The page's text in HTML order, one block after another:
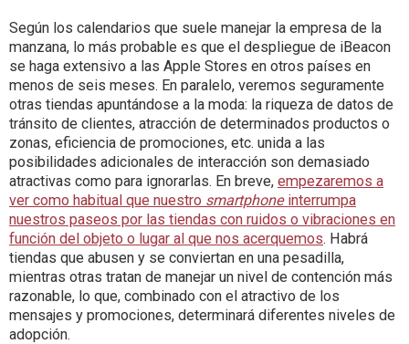
Según los calendarios que suele manejar la empresa de la
manzana, lo más probable es que el despliegue de iBeacon
se haga extensivo a las Apple Stores en otros países en
menos de seis meses. En paralelo, veremos seguramente
otras tiendas apuntándose a la moda: la riqueza de datos de
tránsito de clientes, atracción de determinados productos o
zonas, eficiencia de promociones, etc. unida a las
posibilidades adicionales de interacción son demasiado
atractivas como para ignorarlas. En breve, empezaremos a
ver como habitual que nuestro smartphoneinterrumpa
nuestros paseos por las tiendas con ruidos o vibraciones en
función del objeto o lugar al que nos acerquemos. Habrá
tiendas que abusen y se conviertan en una pesadilla,
mientras otras tratan de manejar un nivel de contención más
razonable, lo que, combinado con el atractivo de los
mensajes y promociones, determinará diferentes niveles de
adopción.